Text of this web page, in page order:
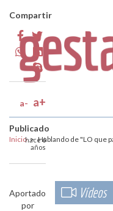
Inicio > Hablando de "LO que
Aportado
por
Compartir
a- a+
Publicado
hace 6
años
Vídeos